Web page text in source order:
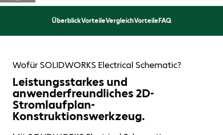
ÜberblickVorteileVergleichVorteileFAQ
Wofür SOLIDWORKS Electrical Schematic?
Leistungsstarkes und
anwenderfreundliches 2D-
Stromlaufplan-
Konstruktionswerkzeug.